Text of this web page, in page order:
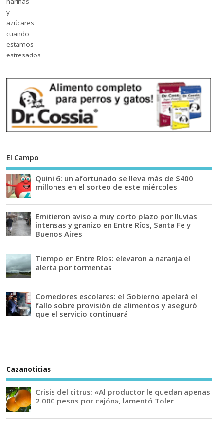
El Campo
Quini 6: un afortunado se lleva más de $400
millones en el sorteo de este miércoles
Emitieron aviso a muy corto plazo por lluvias
intensas y granizo en Entre Ríos, Santa Fe y
Buenos Aires
Tiempo en Entre Ríos: elevaron a naranja el
alerta por tormentas
Comedores escolares: el Gobierno apelará el
fallo sobre provisión de alimentos y aseguró
que el servicio continuará
Cazanoticias
Crisis del citrus: «Al productor le quedan apenas
2.000 pesos por cajón», lamentó Toler